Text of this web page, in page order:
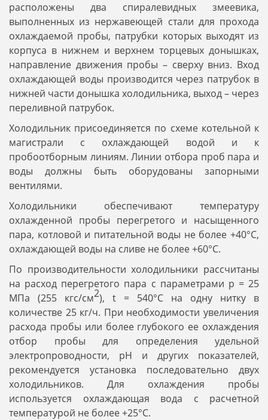
расположены два спиралевидных змеевика,
выполненных из нержавеющей стали для прохода
охлаждаемой пробы, патрубки которых выходят из
корпуса в нижнем и верхнем торцевых донышках,
направление движения пробы – сверху вниз. Вход
охлаждающей воды производится через патрубок в
нижней части донышка холодильника, выход – через
переливной патрубок.
Холодильник присоединяется по схеме котельной к
магистрали с охлаждающей водой и к
пробоотборным линиям. Линии отбора проб пара и
воды должны быть оборудованы запорными
вентилями.
Холодильники обеспечивают температуру
охлажденной пробы перегретого и насыщенного
пара, котловой и питательной воды не более +40°С,
охлаждающей воды на сливе не более +60°С.
По производительности холодильники рассчитаны
на расход перегретого пара с параметрами р = 25
МПа (255 кгс/см2), t = 540°С на одну нитку в
количестве 25 кг/ч. При необходимости увеличения
расхода пробы или более глубокого ее охлаждения
отбор пробы для определения удельной
электропроводности, рН и других показателей,
рекомендуется установка последовательно двух
холодильников. Для охлаждения пробы
используется охлаждающая вода с расчетной
температурой не более +25°С.